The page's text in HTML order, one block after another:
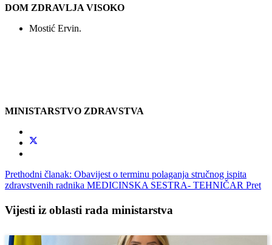
DOM ZDRAVLJA VISOKO
Mostić Ervin.
MINISTARSTVO ZDRAVSTVA
Prethodni članak: Obavijest o terminu polaganja stručnog ispita
zdravstvenih radnika MEDICINSKA SESTRA- TEHNIČAR Pret
Vijesti iz oblasti rada ministarstva